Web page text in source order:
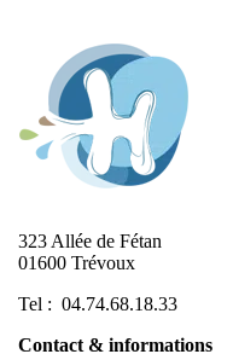
323 Allée de Fétan
01600 Trévoux
Tel : 04.74.68.18.33
Contact & informations